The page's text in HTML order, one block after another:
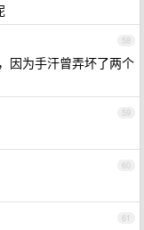
58
因为手汗曾弄坏了两个
59
60
61